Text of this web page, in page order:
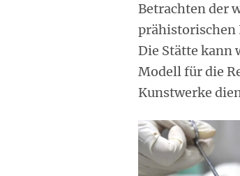
Betrachten der
prähistorischen
Die Stätte kann
Modell für die
Kunstwerke